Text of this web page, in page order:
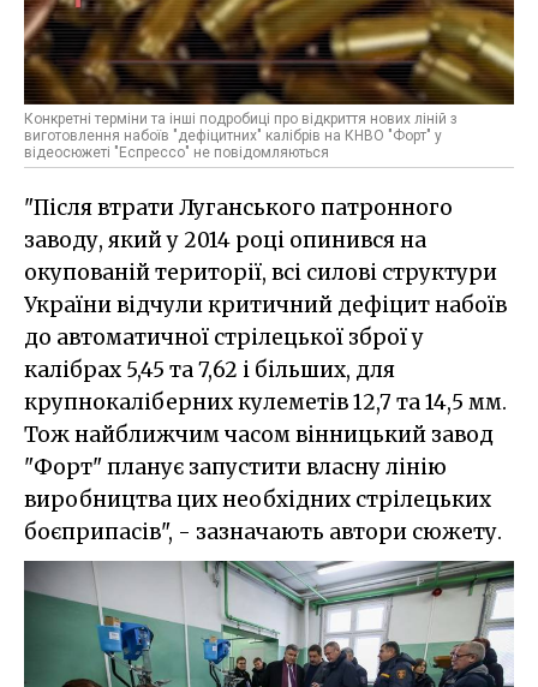
Конкретні терміни та інші подробиці про відкриття нових ліній з
виготовлення набоїв "дефіцитних" калібрів на КНВО "Форт" у
відеосюжеті "Еспрессо" не повідомляються
"Після втрати Луганського патронного
заводу, який у 2014 році опинився на
окупованій території, всі силові структури
України відчули критичний дефіцит набоїв
до автоматичної стрілецької зброї у
калібрах 5,45 та 7,62 і більших, для
крупнокаліберних кулеметів 12,7 та 14,5 мм.
Тож найближчим часом вінницький завод
"Форт" планує запустити власну лінію
виробництва цих необхідних стрілецьких
боєприпасів", - зазначають автори сюжету.